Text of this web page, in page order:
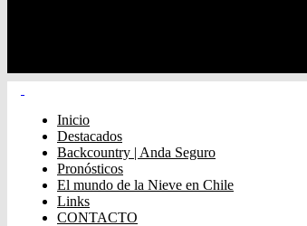
Inicio
Destacados
Backcountry | Anda Seguro
Pronósticos
El mundo de la Nieve en Chile
Links
CONTACTO